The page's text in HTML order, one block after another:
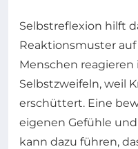
Selbstreflexion hilft
Reaktionsmuster auf
Menschen
Selbstzweifeln, weil
erschüttert. Eine
eigenen Gefühle
kann dazu führen,